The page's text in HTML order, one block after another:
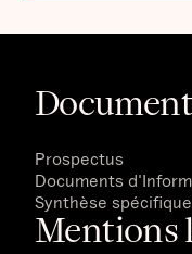
Prospectus
Documents
Synthèse
Mentions